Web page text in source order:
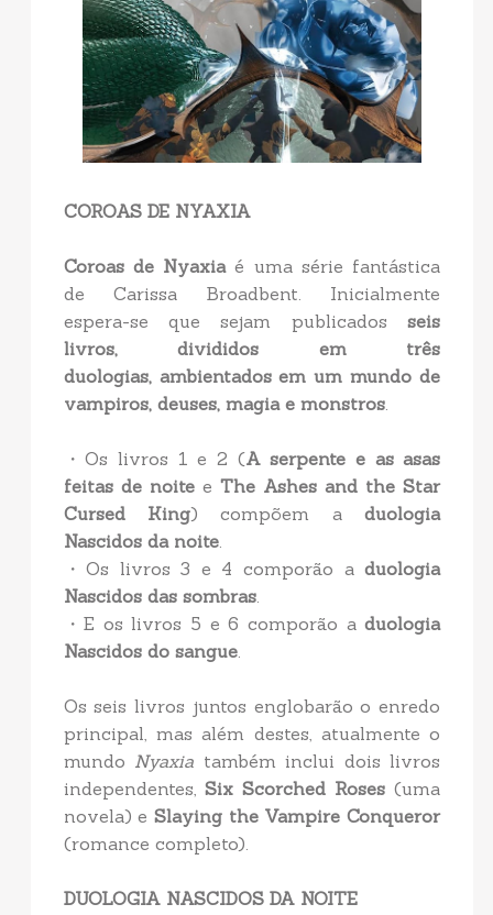
COROAS DE NYAXIA
Coroas de Nyaxiaé uma série fantástica
de Carissa Broadbent. Inicialmente
espera-se que sejam publicadosseis
livros,divididos em três
duologias,ambientados em um mundo de
vampiros, deuses, magia e monstros.
・Os livros 1 e 2 (A serpente e as asas
feitas de noitee The Ashes and the Star
Cursed King) compõem aduologia
Nascidos da noite.
・Os livros 3 e 4 comporão aduologia
Nascidos das sombras.
・E os livros 5 e 6 comporão aduologia
Nascidos do sangue.
Os seis livros juntos englobarão o enredo
principal, mas além destes, atualmente o
mundo Nyaxia também inclui dois livros
independentes, Six Scorched Roses(uma
novela) eSlaying the Vampire Conqueror
(romance completo).
DUOLOGIA NASCIDOS DA NOITE